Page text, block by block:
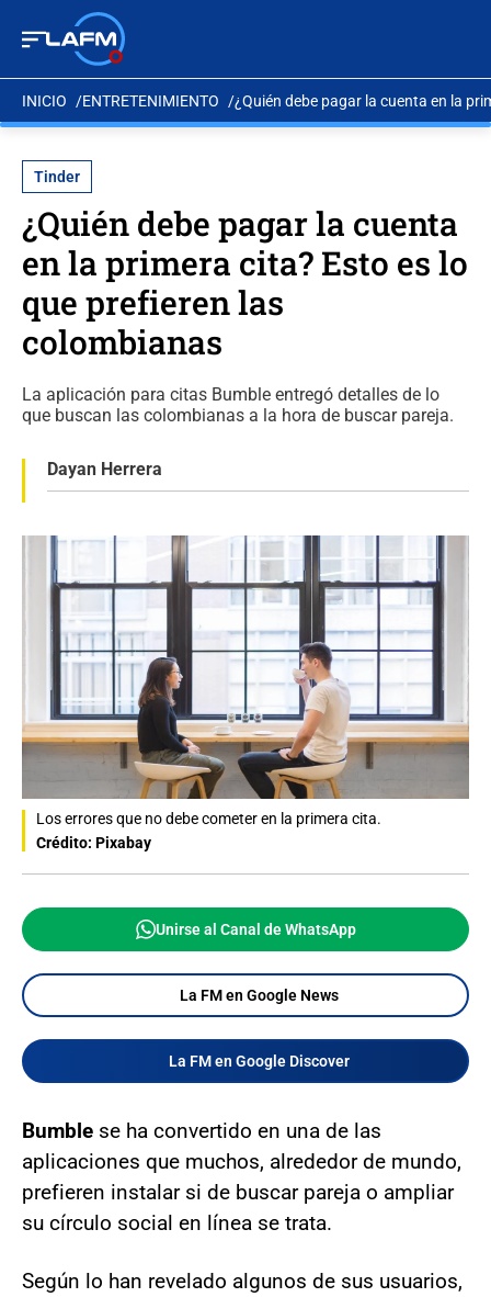
INICIO ENTRETENIMIENTO ¿Quién debe pagar la cuenta en la
Tinder
¿Quién debe pagar la cuenta
en la primera cita? Esto es lo
que prefieren las
colombianas
La aplicación para citas Bumble entregó detalles de lo
que buscan las colombianas a la hora de buscar pareja.
Dayan Herrera
Los errores que no debe cometer en la primera cita.
Crédito: Pixabay
Unirse al Canal de WhatsApp
La FM en Google News
La FM en Google Discover
Bumble se ha convertido en una de las
aplicaciones que muchos, alrededor de mundo,
prefieren instalar si de buscar pareja o ampliar
su círculo social en línea se trata.
Según lo han revelado algunos de sus usuarios,